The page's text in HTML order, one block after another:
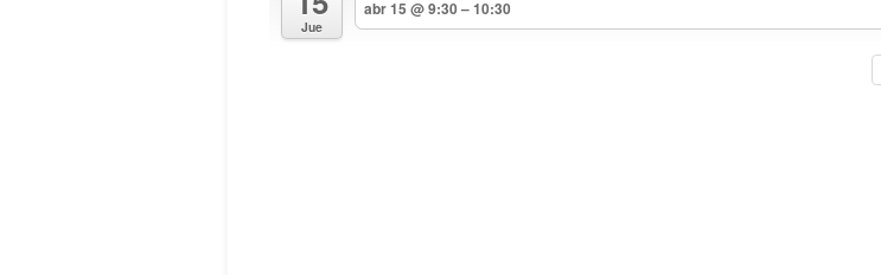
Jue
abr 15 @ 9:30 – 10:30